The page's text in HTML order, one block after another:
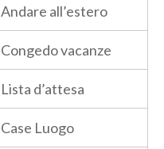
Andare all’estero
Congedo vacanze
Lista d’attesa
Case Luogo